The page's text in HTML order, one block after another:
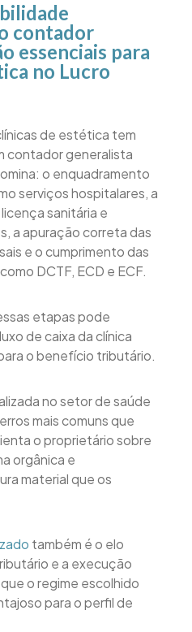
contador
essenciais para
no Lucro
de estética tem
contador generalista
o enquadramento
serviços hospitalares, a
sanitária e
a apuração correta das
e o cumprimento das
DCTF, ECD e ECF.
etapas pode
de caixa da clínica
o benefício tributário.
no setor de saúde
mais comuns que
o proprietário sobre
orgânica e
material que os
também é o elo
e a execução
o regime escolhido
para o perfil de